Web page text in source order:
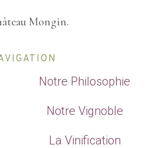
Mongin.
Notre Philosophie
Notre Vignoble
La Vinification